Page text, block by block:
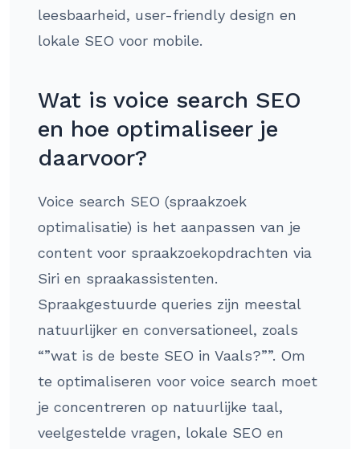
leesbaarheid, user-friendly design en
lokale SEO voor mobile.
Wat is voice search SEO
en hoe optimaliseer je
daarvoor?
Voice search SEO (spraakzoek
optimalisatie) is het aanpassen van je
content voor spraakzoekopdrachten via
Siri en spraakassistenten.
Spraakgestuurde queries zijn meestal
natuurlijker en conversationeel, zoals
“”wat is de beste SEO in Vaals?””. Om
te optimaliseren voor voice search moet
je concentreren op natuurlijke taal,
veelgestelde vragen, lokale SEO en